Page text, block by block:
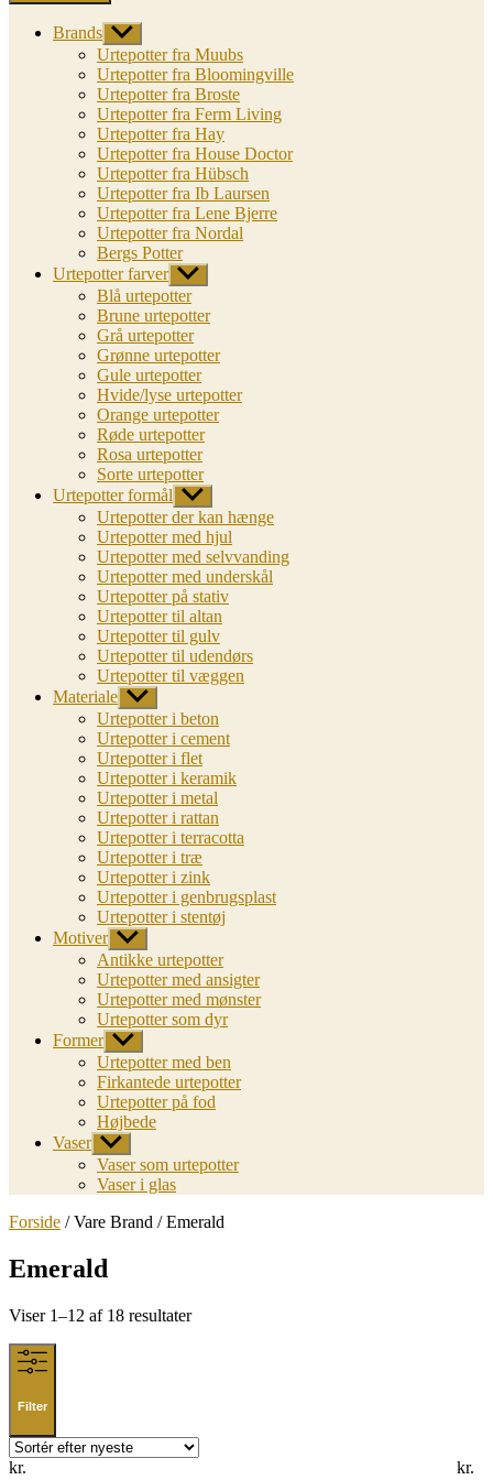
Brands Vis
undermenu
Urtepotter fra Muubs
Urtepotter fra Bloomingville
Urtepotter fra Broste
Urtepotter fra Ferm Living
Urtepotter fra Hay
Urtepotter fra House Doctor
Urtepotter fra Hübsch
Urtepotter fra Ib Laursen
Urtepotter fra Lene Bjerre
Urtepotter fra Nordal
Bergs Potter
Urtepotter farver Vis
undermenu
Blå urtepotter
Brune urtepotter
Grå urtepotter
Grønne urtepotter
Gule urtepotter
Hvide/lyse urtepotter
Orange urtepotter
Røde urtepotter
Rosa urtepotter
Sorte urtepotter
Urtepotter formål Vis
undermenu
Urtepotter der kan hænge
Urtepotter med hjul
Urtepotter med selvvanding
Urtepotter med underskål
Urtepotter på stativ
Urtepotter til altan
Urtepotter til gulv
Urtepotter til udendørs
Urtepotter til væggen
Materiale Vis
undermenu
Urtepotter i beton
Urtepotter i cement
Urtepotter i flet
Urtepotter i keramik
Urtepotter i metal
Urtepotter i rattan
Urtepotter i terracotta
Urtepotter i træ
Urtepotter i zink
Urtepotter i genbrugsplast
Urtepotter i stentøj
Motiver Vis
undermenu
Antikke urtepotter
Urtepotter med ansigter
Urtepotter med mønster
Urtepotter som dyr
Former Vis
undermenu
Urtepotter med ben
Firkantede urtepotter
Urtepotter på fod
Højbede
Vaser Vis
undermenu
Vaser som urtepotter
Vaser i glas
Forside / Vare Brand / Emerald
Emerald
Viser 1–12 af 18 resultaterSorted
Filter
kr. kr.